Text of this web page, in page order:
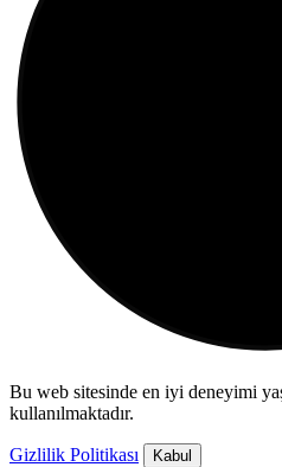
Bu web sitesinde en iyi deneyimi
kullanılmaktadır.
Gizlilik Politikası Kabul